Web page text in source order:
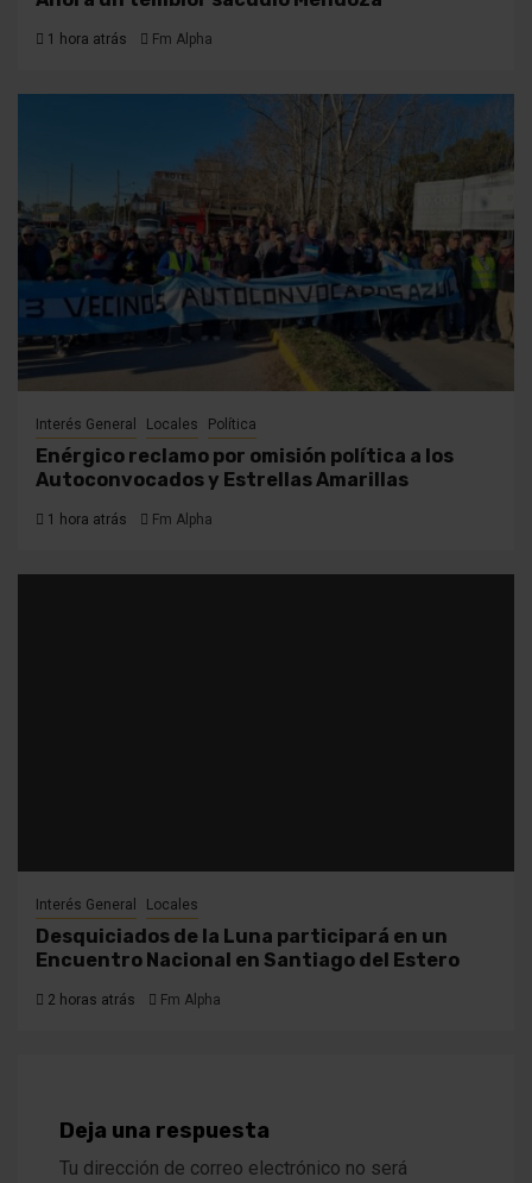
1 hora atrás Fm Alpha
Interés General Locales Política
Enérgico reclamo por omisión política a los
Autoconvocados y Estrellas Amarillas
1 hora atrás Fm Alpha
Interés General Locales
Desquiciados de la Luna participará en un
Encuentro Nacional en Santiago del Estero
2 horas atrás Fm Alpha
Deja una respuesta
Tu dirección de correo electrónico no será